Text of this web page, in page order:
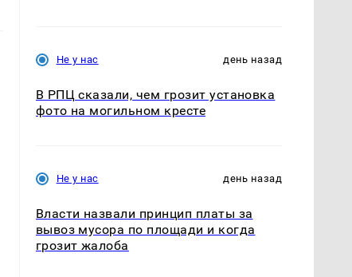
Не у нас день назад
В РПЦ сказали, чем грозит установка
фото на могильном кресте
Не у нас день назад
Власти назвали принцип платы за
вывоз мусора по площади и когда
грозит жалоба